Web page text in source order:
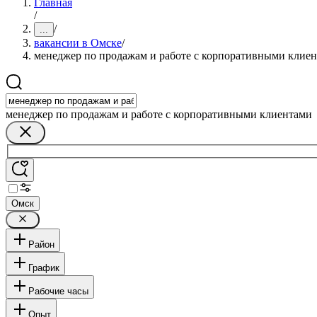
Главная
/
... /
вакансии в Омске/
менеджер по продажам и работе с корпоративными
менеджер по продажам и работе с корпоративными клиентами
Омск
Район
График
Рабочие часы
Опыт